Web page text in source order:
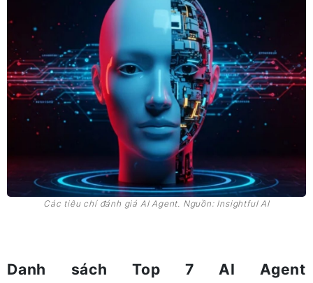
Các tiêu chí đánh giá AI Agent. Nguồn: Insightful AI
Danh sách Top 7 AI Agent